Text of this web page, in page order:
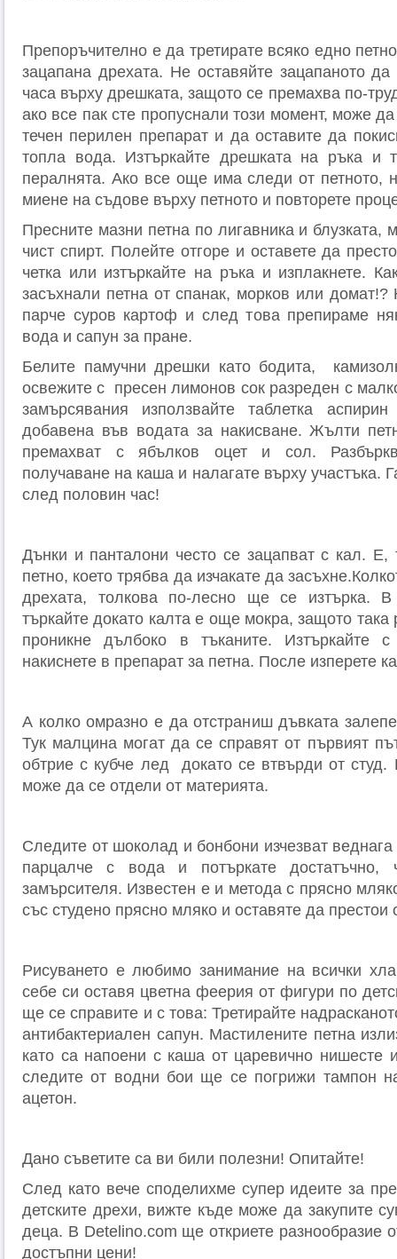
Препоръчително е да третирате всяко едно
зацапана дрехата. Не оставяйте зацапаното
часа върху дрешката, защото се премахва по-
ако все пак сте пропуснали този момент, може
течен перилен препарат и да оставите да
топла вода. Изтъркайте дрешката на ръка и
пералнята. Ако все още има следи от петното,
миене на съдове върху петното и повторете
Пресните мазни петна по лигавника и блузката,
чист спирт. Полейте отгоре и оставете да
четка или изтъркайте на ръка и изплакнете.
засъхнали петна от спанак, морков или домат!?
парче суров картоф и след това препираме
вода и сапун за пране.
Белите памучни дрешки като бодита,
освежите с пресен лимонов сок разреден с
замърсявания използвайте таблетка
добавена във водата за накисване. Жълти
премахват с ябълков оцет и сол.
получаване на каша и налагате върху участъка.
след половин час!
Дънки и панталони често се зацапват с кал. Е,
петно, което трябва да изчакате да
дрехата, толкова по-лесно ще се изтърка.
търкайте докато калта е още мокра, защото така
проникне дълбоко в тъканите. Изтъркайте с
накиснете в препарат за петна. После изперете
А колко омразно е да отстраниш дъвката
Тук малцина могат да се справят от първият
обтрие с кубче лед докато се втвърди от студ.
може да се отдели от материята.
Следите от шоколад и бонбони изчезват
парцалче с вода и потъркате
замърсителя. Известен е и метода с прясно
със студено прясно мляко и оставяте да престои
Рисуването е любимо занимание на всички
себе си оставя цветна феерия от фигури по
ще се справите и с това: Третирайте
антибактериален сапун. Мастилените петна
като са напоени с каша от царевично нишесте
следите от водни бои ще се погрижи тампон
ацетон.
Дано съветите са ви били полезни! Опитайте!
След като вече споделихме супер идеите за
детските дрехи, вижте къде може да закупите
деца. В Detelino.com ще откриете разнообразие
достъпни цени!